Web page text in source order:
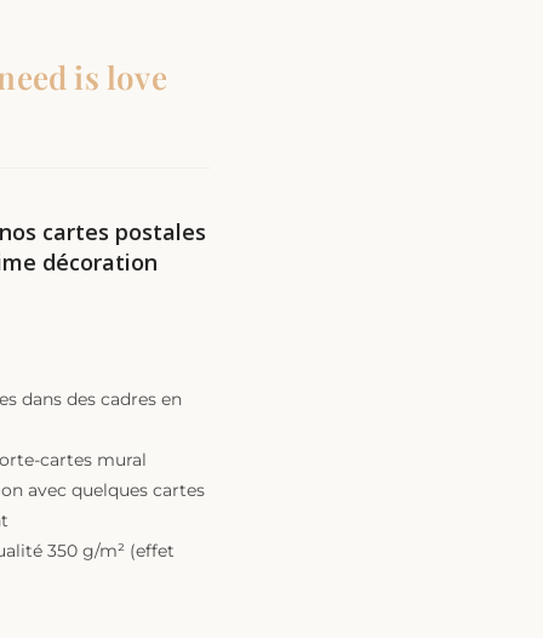
is love
cartes postales
décoration
dans des cadres en
cartes mural
avec quelques cartes
350 g/m² (effet